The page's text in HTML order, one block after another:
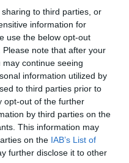
to third parties, or
information for
use the below opt-out
note that after your
continue seeing
information utilized by
to third parties prior to
opt-out of the further
by third parties on the
This information may
on the IAB’s List of
further disclose it to other
τρομάζει
των
τα δεδομένα για τη
Βλαντίμιρ Πούτιν θα
να επιχειρήσει